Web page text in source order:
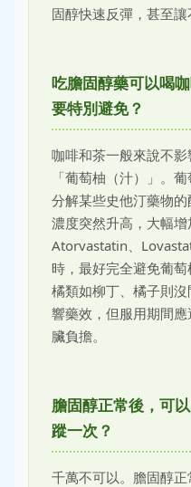
固醇快速反彈，甚至讓
吃膽固醇藥可以喝
要特別避免？
咖啡和茶一般來說不
「葡萄柚（汁）」。
分解某些史他汀藥物
濃度突然升高，大幅
Atorvastatin、
時，最好完全避免葡
橘類如柳丁、橘子則
響藥效，但服用期間
臟負擔。
膽固醇正常後，可
蹤一次？
千萬不可以。膽固醇